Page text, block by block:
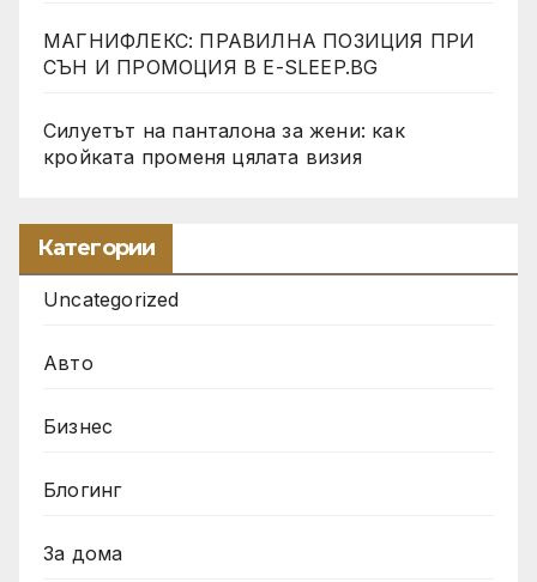
МАГНИФЛЕКС: ПРАВИЛНА ПОЗИЦИЯ ПРИ
СЪН И ПРОМОЦИЯ В Е-SLEEP.BG
Силуетът на панталона за жени: как
кройката променя цялата визия
Категории
Uncategorized
Авто
Бизнес
Блогинг
За дома